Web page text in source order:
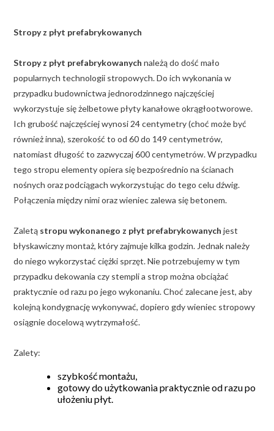
Stropy z płyt prefabrykowanych
Stropy z płyt prefabrykowanych należą do dość mało
popularnych technologii stropowych. Do ich wykonania w
przypadku budownictwa jednorodzinnego najczęściej
wykorzystuje się żelbetowe płyty kanałowe okrągłootworowe.
Ich grubość najczęściej wynosi 24 centymetry (choć może być
również inna), szerokość to od 60 do 149 centymetrów,
natomiast długość to zazwyczaj 600 centymetrów. W przypadku
tego stropu elementy opiera się bezpośrednio na ścianach
nośnych oraz podciągach wykorzystując do tego celu dźwig.
Połączenia między nimi oraz wieniec zalewa się betonem.
Zaletą stropu wykonanego z płyt prefabrykowanych jest
błyskawiczny montaż, który zajmuje kilka godzin. Jednak należy
do niego wykorzystać ciężki sprzęt. Nie potrzebujemy w tym
przypadku dekowania czy stempli a strop można obciążać
praktycznie od razu po jego wykonaniu. Choć zalecane jest, aby
kolejną kondygnację wykonywać, dopiero gdy wieniec stropowy
osiągnie docelową wytrzymałość.
Zalety:
szybkość montażu,
gotowy do użytkowania praktycznie od razu po
ułożeniu płyt.